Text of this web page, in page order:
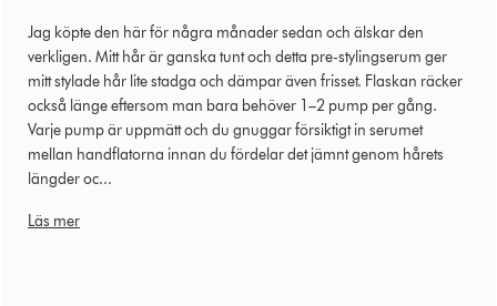
Jag köpte den här för några månader sedan och älskar den
verkligen. Mitt hår är ganska tunt och detta pre-stylingserum ger
mitt stylade hår lite stadga och dämpar även frisset. Flaskan räcker
också länge eftersom man bara behöver 1–2 pump per gång.
Varje pump är uppmätt och du gnuggar försiktigt in serumet
mellan handflatorna innan du fördelar det jämnt genom hårets
längder oc...
Läs mer